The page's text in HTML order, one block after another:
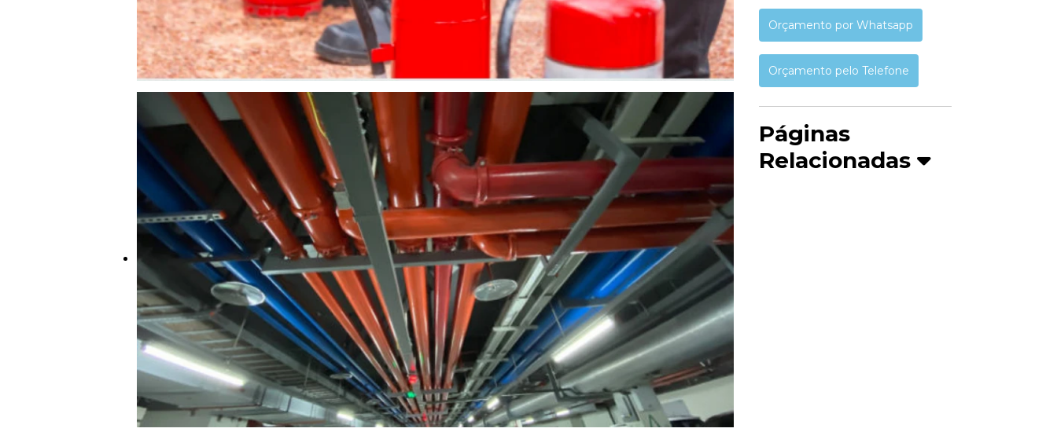
Orçamento por Whatsapp
Orçamento pelo Telefone
Páginas
Relacionadas